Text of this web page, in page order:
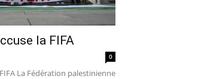
la FIFA
0
La Fédération palestinienne